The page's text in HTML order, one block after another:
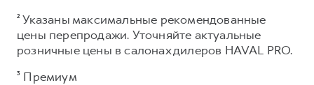
² Указаны максимальные рекомендованные
цены перепродажи. Уточняйте актуальные
розничные цены в салонах дилеров HAVAL PRO.
³ Премиум